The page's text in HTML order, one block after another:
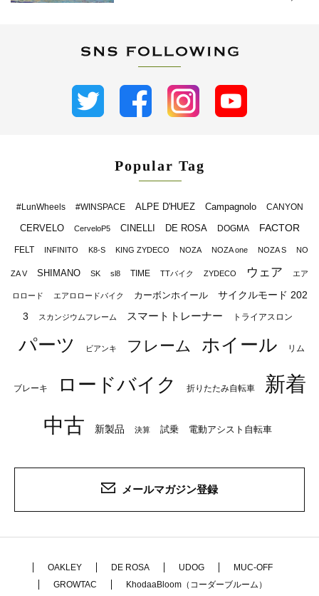
Popular Tag
#LunWheels #WINSPACE ALPE D'HUEZ Campagnolo CANYON
CERVELO CerveloP5 CINELLI DE ROSA DOGMA FACTOR
FELT INFINITO K8-S KING ZYDECO NOZA NOZA one NOZA S NO
ZA V SHIMANO SK sl8 TIME TTバイク ZYDECO ウェア エア
ロロード エアロロードバイク カーボンホイール
サイクルモード 202
3
スカンジウムフレーム スマートトレーナー トライアスロン
パーツ ビアンキ フレーム ホイール リム
ブレーキ ロードバイク 折りたたみ自転車
新着
中古
新製品 決算 試乗 電動アシスト自転車
メールマガジン登録
OAKLEY DE ROSA UDOG
MUC-OFF
GROWTAC
KhodaaBloom（コーダーブルーム）